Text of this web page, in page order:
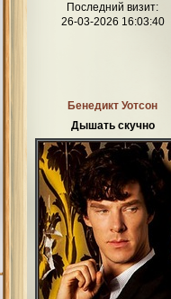
Последний визит:
26-03-2026 16:03:40
Бенедикт Уотсон
Дышать скучно